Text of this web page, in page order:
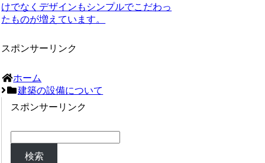
けでなくデザインもシンプルでこだわっ
たものが増えています。
スポンサーリンク
ホーム
建築の設備について
スポンサーリンク
検索